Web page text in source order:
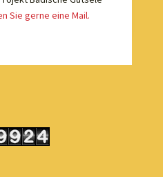
Sie gerne eine Mail.